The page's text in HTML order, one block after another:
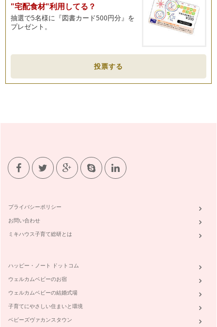
"宅配食材"利用してる？
抽選で5名様に『図書カード500円分』を
プレゼント。
投票する
プライバシーポリシー
お問い合わせ
ミキハウス子育て総研とは
ハッピー・ノート ドットコム
ウェルカムベビーのお宿
ウェルカムベビーの結婚式場
子育てにやさしい住まいと環境
ベビーズヴァカンスタウン